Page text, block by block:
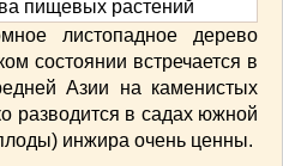
листопадное дере­во
состоянии встречается в
Азии на каменистых
разводится в садах южной
инжира очень ценны.